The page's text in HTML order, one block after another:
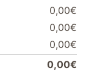
0,00€
0,00€
0,00€
0,00€